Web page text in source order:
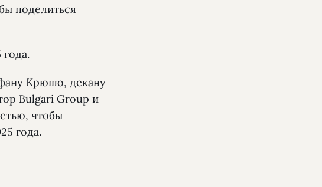
поделиться
Крюшо, декану
Bulgari Group и
чтобы
года.